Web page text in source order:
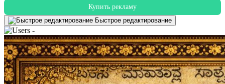
Купить рекламу
Быстрое редактирование
-